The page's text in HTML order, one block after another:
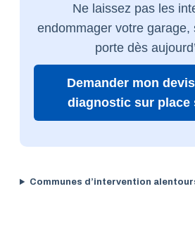
Ne laissez pas les
endommager votre garage,
porte dès
Demander mon
diagnostic sur place
Communes d’intervention